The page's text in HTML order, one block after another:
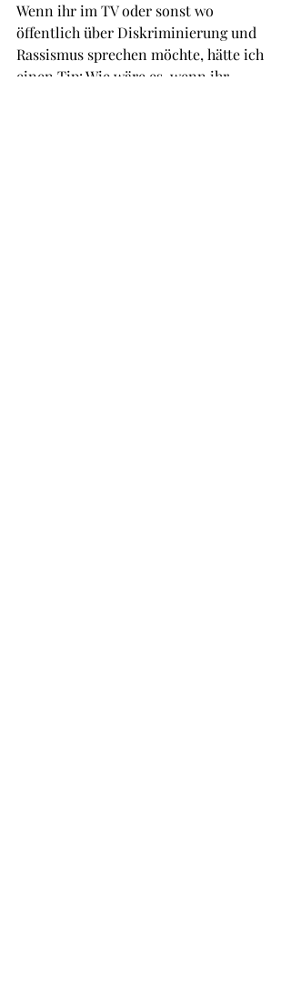
Wenn ihr im TV oder sonst wo
öffentlich über Diskriminierung und
Rassismus sprechen möchte, hätte ich
einen Tip: Wie wäre es, wenn ihr